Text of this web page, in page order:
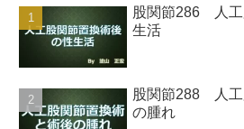
股関節286 人工
生活
股関節288 人工
の腫れ